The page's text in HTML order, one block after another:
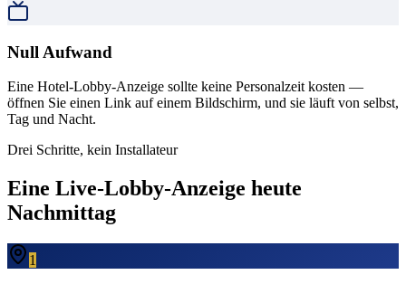
Null Aufwand
Eine Hotel-Lobby-Anzeige sollte keine Personalzeit kosten —
öffnen Sie einen Link auf einem Bildschirm, und sie läuft von selbst,
Tag und Nacht.
Drei Schritte, kein Installateur
Eine Live-Lobby-Anzeige heute
Nachmittag
1